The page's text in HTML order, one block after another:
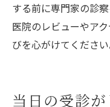
する前に専門家の診
医院のレビューやア
びを心がけてください
当日の受診